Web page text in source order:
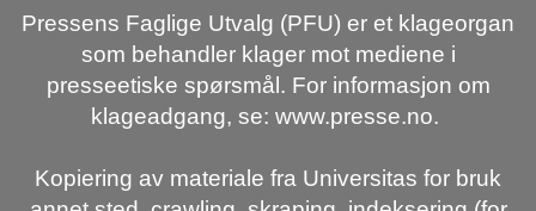
Pressens Faglige Utvalg (PFU) er et klageorgan
som behandler klager mot mediene i
presseetiske spørsmål. For informasjon om
klageadgang, se: www.presse.no.
Kopiering av materiale fra Universitas for bruk